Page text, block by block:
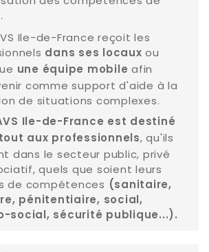
Ile-de-France reçoit les
dans ses locaux ou
une équipe mobile afin
comme support d'aide à la
de situations complexes.
Ile-de-France est destiné
aux professionnels, qu'ils
dans le secteur public, privé
quels que soient leurs
de compétences (sanitaire,
pénitentiaire, social,
social, sécurité publique...).